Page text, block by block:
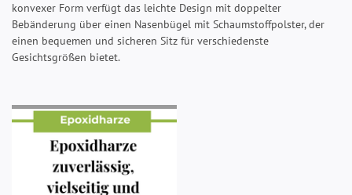
konvexer Form verfügt das leichte Design mit doppelter
Bebänderung über einen Nasenbügel mit Schaumstoffpolster, der
einen bequemen und sicheren Sitz für verschiedenste
Gesichtsgrößen bietet.